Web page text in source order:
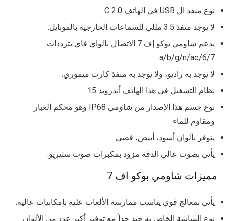
نوع منفذ ال USB في الهاتف C 2.0.
لا يوجد منفذ 3.5 مللي للسماعات الخارجية بالموبايل.
يدعم شاومي بوكو إف 7 الاتصال بالواي فاي بترددات
a/b/g/n/ac/6/7.
لا يوجد به راديو، ولا يوجد به منفذ كارت ميموري.
نظام التشغيل في هذا الهاتف أندرويد 15.
نوع جسم هذا الإصدار من شاومي IP68 وهو محكم الغبار
ومقاوم للماء.
يتوفر بألوان أسود، أبيض، فضي.
يأتي بصوت عالي الدقة مزود بمكبرات صوت ستيريو.
مميزات شاومي بوكو اف 7
يأتي بمعالج قوي يناسب ممارسة الألعاب عليه بإمكانيات عالية.
نوع الشاشة الخاص به جيد جداً مع توفير أكبر عدد من الألوان